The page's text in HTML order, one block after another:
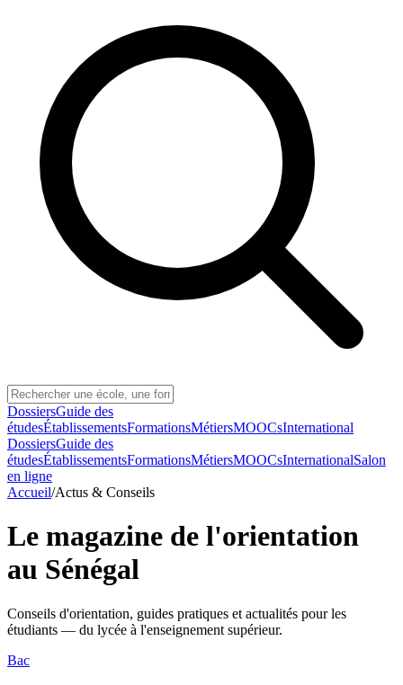
DossiersGuide des
étudesÉtablissementsFormationsMétiersMOOCsInternational
DossiersGuide des
étudesÉtablissementsFormationsMétiersMOOCsInternationalSalon
en ligne
Accueil/Actus & Conseils
Le magazine de l'orientation
au Sénégal
Conseils d'orientation, guides pratiques et actualités pour les
étudiants — du lycée à l'enseignement supérieur.
Bac